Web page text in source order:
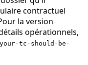
contractuel
la version
opérationnels,
tc-should-be-